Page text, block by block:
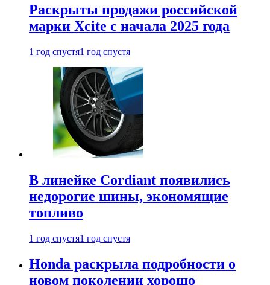
Раскрыты продажи российской
марки Xcite с начала 2025 года
1 год спустя1 год спустя
В линейке Cordiant появились
недорогие шины, экономящие
топливо
1 год спустя1 год спустя
Honda раскрыла подробности о
новом поколении хорошо